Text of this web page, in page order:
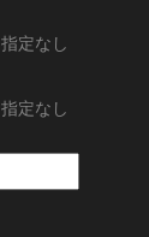
指定なし
指定なし